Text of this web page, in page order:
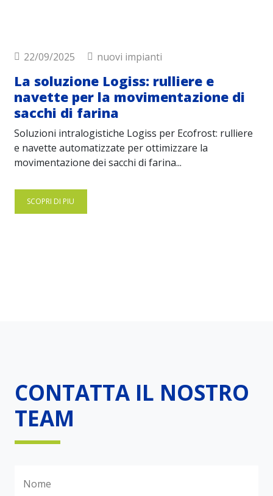
22/09/2025 nuovi impianti
La soluzione Logiss: rulliere e
navette per la movimentazione di
sacchi di farina
Soluzioni intralogistiche Logiss per Ecofrost: rulliere
e navette automatizzate per ottimizzare la
movimentazione dei sacchi di farina...
SCOPRI DI PIU
CONTATTA IL NOSTRO
TEAM